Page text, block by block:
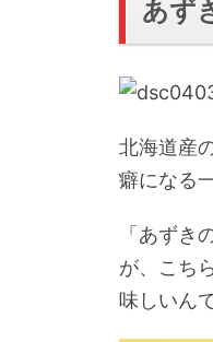
あず
北海道産
癖になる
「あず
が、こち
味しいん